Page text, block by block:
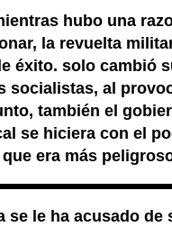
hubo una
la revuelta
éxito. solo cambió
socialistas, al
también el
se hiciera con el
era más
se le ha acusado